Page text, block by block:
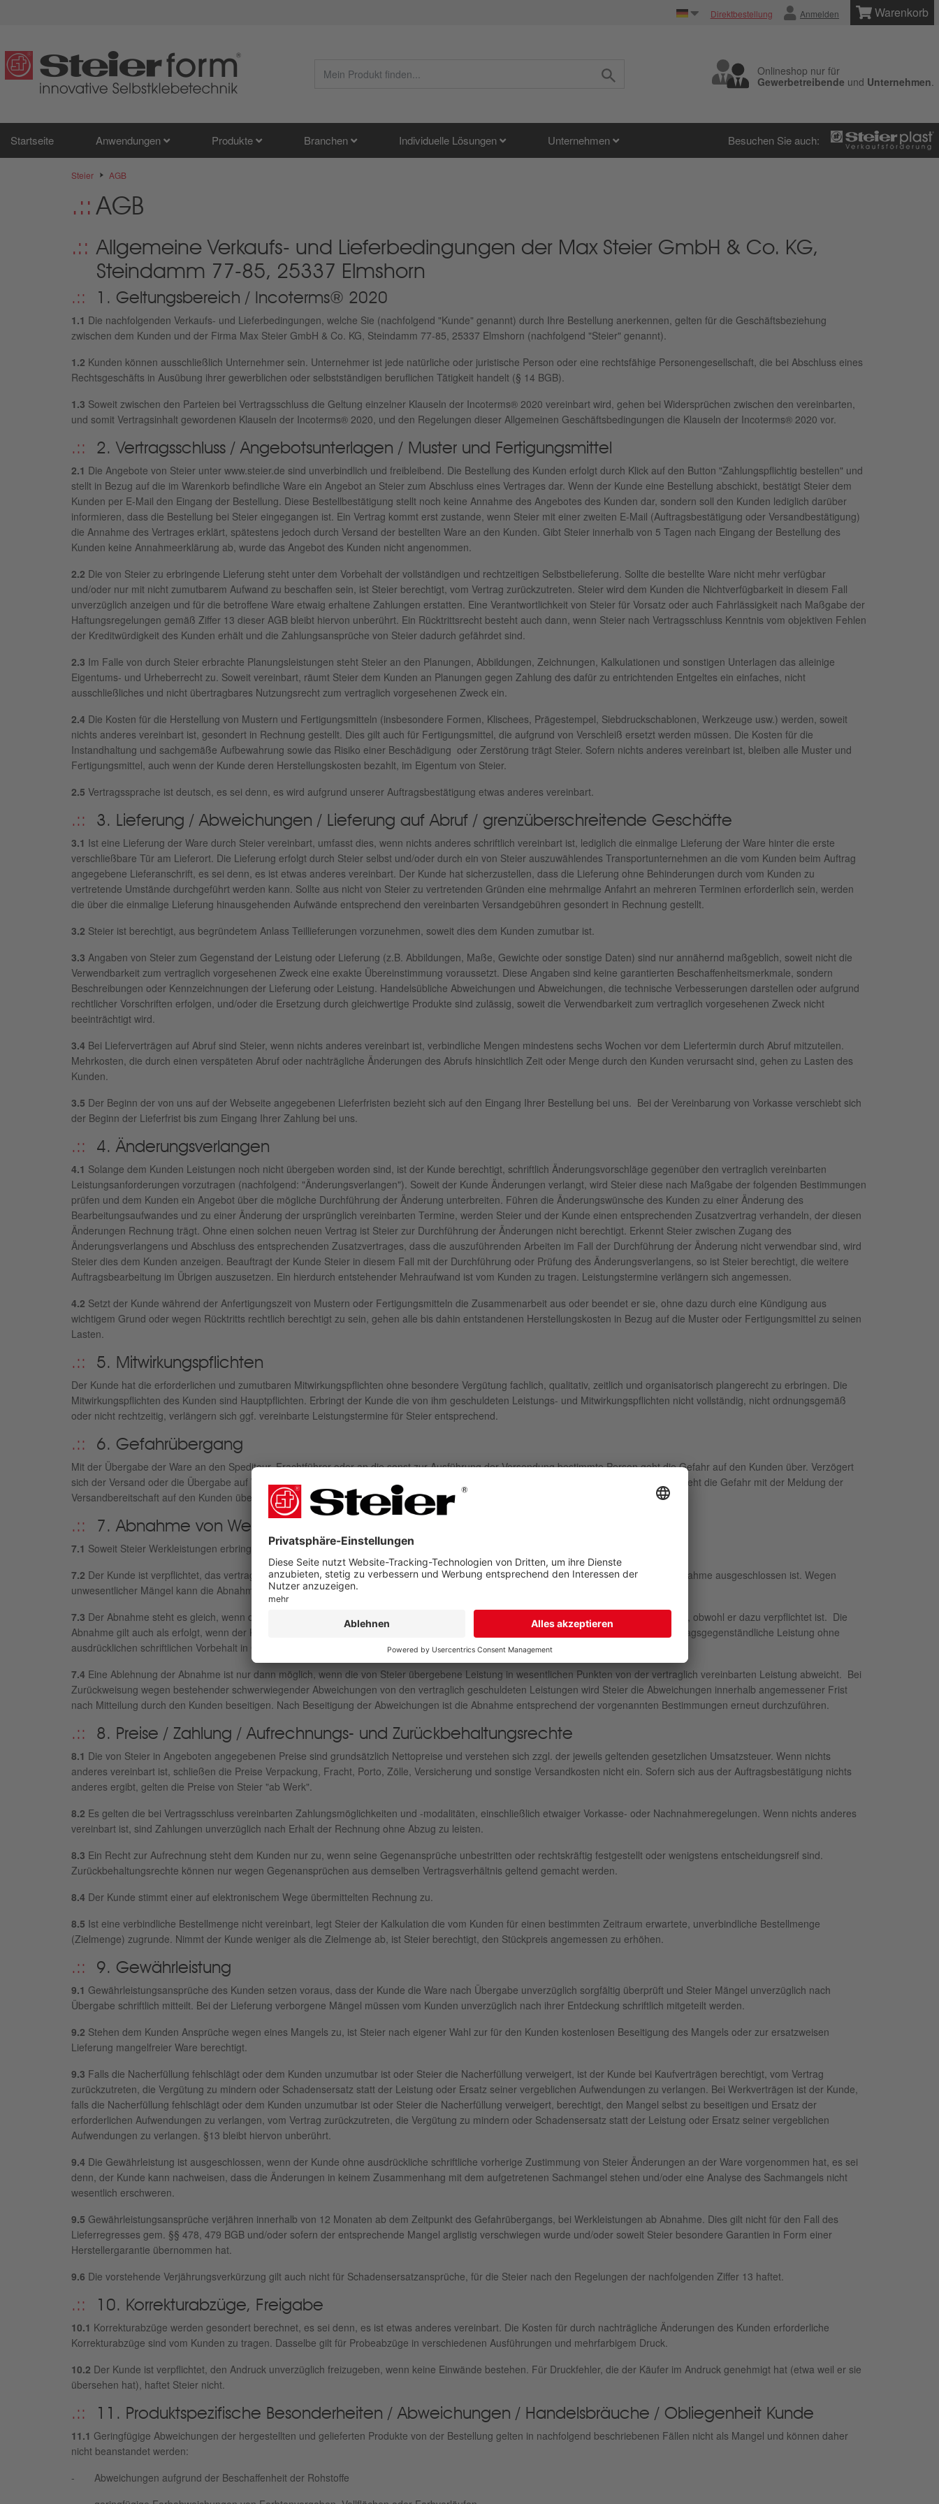
Direktbestellung Anmelden Warenkorb
Onlineshop nur für
Gewerbetreibende und Unternehmen.
Startseite Anwendungen Produkte Branchen Individuelle Lösungen Unternehmen Besuchen Sie auch:
Steier AGB
AGB
Allgemeine Verkaufs- und Lieferbedingungen der Max Steier GmbH & Co. KG,
Steindamm 77-85, 25337 Elmshorn
1. Geltungsbereich / Incoterms® 2020
1.1 Die nachfolgenden Verkaufs- und Lieferbedingungen, welche Sie (nachfolgend "Kunde" genannt) durch Ihre Bestellung anerkennen, gelten für die Geschäftsbeziehung
zwischen dem Kunden und der Firma Max Steier GmbH & Co. KG, Steindamm 77-85, 25337 Elmshorn (nachfolgend "Steier" genannt).
1.2 Kunden können ausschließlich Unternehmer sein. Unternehmer ist jede natürliche oder juristische Person oder eine rechtsfähige Personengesellschaft, die bei Abschluss eines
Rechtsgeschäfts in Ausübung ihrer gewerblichen oder selbstständigen beruflichen Tätigkeit handelt (§ 14 BGB).
1.3 Soweit zwischen den Parteien bei Vertragsschluss die Geltung einzelner Klauseln der Incoterms® 2020 vereinbart wird, gehen bei Widersprüchen zwischen den vereinbarten,
und somit Vertragsinhalt gewordenen Klauseln der Incoterms® 2020, und den Regelungen dieser Allgemeinen Geschäftsbedingungen die Klauseln der Incoterms® 2020 vor.
2. Vertragsschluss / Angebotsunterlagen / Muster und Fertigungsmittel
2.1 Die Angebote von Steier unter www.steier.de sind unverbindlich und freibleibend. Die Bestellung des Kunden erfolgt durch Klick auf den Button "Zahlungspflichtig bestellen" und
stellt in Bezug auf die im Warenkorb befindliche Ware ein Angebot an Steier zum Abschluss eines Vertrages dar. Wenn der Kunde eine Bestellung abschickt, bestätigt Steier dem
Kunden per E-Mail den Eingang der Bestellung. Diese Bestellbestätigung stellt noch keine Annahme des Angebotes des Kunden dar, sondern soll den Kunden lediglich darüber
informieren, dass die Bestellung bei Steier eingegangen ist. Ein Vertrag kommt erst zustande, wenn Steier mit einer zweiten E-Mail (Auftragsbestätigung oder Versandbestätigung)
die Annahme des Vertrages erklärt, spätestens jedoch durch Versand der bestellten Ware an den Kunden. Gibt Steier innerhalb von 5 Tagen nach Eingang der Bestellung des
Kunden keine Annahmeerklärung ab, wurde das Angebot des Kunden nicht angenommen.
2.2 Die von Steier zu erbringende Lieferung steht unter dem Vorbehalt der vollständigen und rechtzeitigen Selbstbelieferung. Sollte die bestellte Ware nicht mehr verfügbar
und/oder nur mit nicht zumutbarem Aufwand zu beschaffen sein, ist Steier berechtigt, vom Vertrag zurückzutreten. Steier wird dem Kunden die Nichtverfügbarkeit in diesem Fall
unverzüglich anzeigen und für die betroffene Ware etwaig erhaltene Zahlungen erstatten. Eine Verantwortlichkeit von Steier für Vorsatz oder auch Fahrlässigkeit nach Maßgabe der
Haftungsregelungen gemäß Ziffer 13 dieser AGB bleibt hiervon unberührt. Ein Rücktrittsrecht besteht auch dann, wenn Steier nach Vertragsschluss Kenntnis vom objektiven Fehlen
der Kreditwürdigkeit des Kunden erhält und die Zahlungsansprüche von Steier dadurch gefährdet sind.
2.3 Im Falle von durch Steier erbrachte Planungsleistungen steht Steier an den Planungen, Abbildungen, Zeichnungen, Kalkulationen und sonstigen Unterlagen das alleinige
Eigentums- und Urheberrecht zu. Soweit vereinbart, räumt Steier dem Kunden an Planungen gegen Zahlung des dafür zu entrichtenden Entgeltes ein einfaches, nicht
ausschließliches und nicht übertragbares Nutzungsrecht zum vertraglich vorgesehenen Zweck ein.
2.4 Die Kosten für die Herstellung von Mustern und Fertigungsmitteln (insbesondere Formen, Klischees, Prägestempel, Siebdruckschablonen, Werkzeuge usw.) werden, soweit
nichts anderes vereinbart ist, gesondert in Rechnung gestellt. Dies gilt auch für Fertigungsmittel, die aufgrund von Verschleiß ersetzt werden müssen. Die Kosten für die
Instandhaltung und sachgemäße Aufbewahrung sowie das Risiko einer Beschädigung oder Zerstörung trägt Steier. Sofern nichts anderes vereinbart ist, bleiben alle Muster und
Fertigungsmittel, auch wenn der Kunde deren Herstellungskosten bezahlt, im Eigentum von Steier.
2.5 Vertragssprache ist deutsch, es sei denn, es wird aufgrund unserer Auftragsbestätigung etwas anderes vereinbart.
3. Lieferung / Abweichungen / Lieferung auf Abruf / grenzüberschreitende Geschäfte
3.1 Ist eine Lieferung der Ware durch Steier vereinbart, umfasst dies, wenn nichts anderes schriftlich vereinbart ist, lediglich die einmalige Lieferung der Ware hinter die erste
verschließbare Tür am Lieferort. Die Lieferung erfolgt durch Steier selbst und/oder durch ein von Steier auszuwählendes Transportunternehmen an die vom Kunden beim Auftrag
angegebene Lieferanschrift, es sei denn, es ist etwas anderes vereinbart. Der Kunde hat sicherzustellen, dass die Lieferung ohne Behinderungen durch vom Kunden zu
vertretende Umstände durchgeführt werden kann. Sollte aus nicht von Steier zu vertretenden Gründen eine mehrmalige Anfahrt an mehreren Terminen er­forderlich sein, werden
die über die einmalige Lieferung hinausge­henden Aufwände entsprechend den vereinbarten Versandgebühren ge­sondert in Rechnung gestellt.
3.2 Steier ist berechtigt, aus begründetem Anlass Teillieferungen vorzunehmen, soweit dies dem Kunden zumutbar ist.
3.3 Angaben von Steier zum Gegenstand der Leistung oder Lieferung (z.B. Abbildungen, Maße, Gewichte oder sonstige Daten) sind nur annähernd maßgeblich, soweit nicht die
Verwendbarkeit zum vertraglich vorgesehenen Zweck eine exakte Übereinstimmung voraussetzt. Diese Angaben sind keine garantierten Beschaffenheitsmerkmale, sondern
Beschreibungen oder Kennzeichnungen der Lieferung oder Leistung. Handelsübliche Abweichungen und Abweichungen, die technische Verbesserungen darstellen oder aufgrund
rechtlicher Vorschriften erfolgen, und/oder die Ersetzung durch gleichwertige Produkte sind zulässig, soweit die Verwendbarkeit zum vertraglich vorgesehenen Zweck nicht
beeinträchtigt wird.
3.4 Bei Lieferverträgen auf Abruf sind Steier, wenn nichts anderes vereinbart ist, verbindliche Mengen mindestens sechs Wochen vor dem Liefertermin durch Abruf mitzuteilen.
Mehrkosten, die durch einen verspäteten Abruf oder nachträgliche Änderungen des Abrufs hinsichtlich Zeit oder Menge durch den Kunden verursacht sind, gehen zu Lasten des
Kunden.
3.5 Der Beginn der von uns auf der Webseite angegebenen Lieferfristen bezieht sich auf den Eingang Ihrer Bestellung bei uns. Bei der Vereinbarung von Vorkasse verschiebt sich
der Beginn der Lieferfrist bis zum Eingang Ihrer Zahlung bei uns.
4. Änderungsverlangen
4.1 Solange dem Kunden Leistungen noch nicht übergeben worden sind, ist der Kunde berechtigt, schriftlich Änderungsvorschläge gegenüber den vertraglich vereinbarten
Leistungsanforderungen vorzutragen (nachfolgend: "Änderungsverlangen"). Soweit der Kunde Änderungen verlangt, wird Steier diese nach Maßgabe der folgenden Bestimmungen
prüfen und dem Kunden ein Angebot über die mögliche Durchführung der Änderung unterbreiten. Führen die Änderungswünsche des Kunden zu einer Änderung des
Bearbeitungsaufwandes und zu einer Änderung der ursprünglich vereinbarten Termine, werden Steier und der Kunde einen entsprechenden Zusatzvertrag verhandeln, der diesen
Änderungen Rechnung trägt. Ohne einen solchen neuen Vertrag ist Steier zur Durchführung der Änderungen nicht berechtigt. Erkennt Steier zwischen Zugang des
Änderungsverlangens und Abschluss des entsprechenden Zusatzvertrages, dass die auszuführenden Arbeiten im Fall der Durchführung der Änderung nicht verwendbar sind, wird
Steier dies dem Kunden anzeigen. Beauftragt der Kunde Steier in diesem Fall mit der Durchführung oder Prüfung des Änderungsverlangens, so ist Steier berechtigt, die weitere
Auftragsbearbeitung im Übrigen auszusetzen. Ein hierdurch entstehender Mehraufwand ist vom Kunden zu tragen. Leistungstermine verlängern sich angemessen.
4.2 Setzt der Kunde während der Anfertigungszeit von Mustern oder Fertigungsmitteln die Zusammenarbeit aus oder beendet er sie, ohne dazu durch eine Kündigung aus
wichtigem Grund oder wegen Rücktritts rechtlich berechtigt zu sein, gehen alle bis dahin entstandenen Herstellungskosten in Bezug auf die Muster oder Fertigungsmittel zu seinen
Lasten.
5. Mitwirkungspflichten
Der Kunde hat die erforderlichen und zumutbaren Mitwirkungspflichten ohne besondere Vergütung fachlich, qualitativ, zeitlich und organisatorisch plangerecht zu erbringen. Die
Mitwirkungspflichten des Kunden sind Hauptpflichten. Erbringt der Kunde die von ihm geschuldeten Leistungs- und Mitwirkungspflichten nicht vollständig, nicht ordnungsgemäß
oder nicht rechtzeitig, verlängern sich ggf. vereinbarte Leistungstermine für Steier entsprechend.
6. Gefahrübergang
Mit der Übergabe der Ware an den Spediteur, Frachtführer oder an die sonst zur Ausführung der Versendung bestimmte Person geht die Gefahr auf den Kunden über. Verzögert
sich der Versand oder die Übergabe auf Wunsch des Kunden oder infolge eines Umstandes, dessen Ursache der Kunde zu vertreten hat, geht die Gefahr mit der Meldung der
Versandbereitschaft auf den Kunden über.
7. Abnahme von Werkleistungen
7.1 Soweit Steier Werkleistungen erbringt, wird Steier das erstellte Werk nach Fertigstellung an den Kunden übergeben.
7.2 Der Kunde ist verpflichtet, das vertragsmäßig hergestellte Werk abzunehmen, sofern nicht nach der Beschaffenheit des Werkes die Abnahme ausgeschlossen ist. Wegen
unwesentlicher Mängel kann die Abnahme nicht verweigert werden.
7.3 Der Abnahme steht es gleich, wenn der Kunde das Werk nicht innerhalb einer ihm von Steier bestimmten angemessenen Frist abnimmt, obwohl er dazu verpflichtet ist. Die
Abnahme gilt auch als erfolgt, wenn der Kunde die Annahme der vertragsgegenständlichen Leistung ausdrücklich erklärt und/oder die vertragsgegenständliche Leistung ohne
ausdrücklichen schriftlichen Vorbehalt in Gebrauch genommen hat.
7.4 Eine Ablehnung der Abnahme ist nur dann möglich, wenn die von Steier übergebene Leistung in wesentlichen Punkten von der vertraglich vereinbarten Leistung abweicht. Bei
Zurückweisung wegen bestehender schwerwiegender Abweichungen von den vertraglich geschuldeten Leistungen wird Steier die Abweichungen innerhalb angemessener Frist
nach Mitteilung durch den Kunden beseitigen. Nach Beseitigung der Abweichungen ist die Abnahme entsprechend der vorgenannten Bestimmungen erneut durchzuführen.
8. Preise / Zahlung / Aufrechnungs- und Zurückbehaltungsrechte
8.1 Die von Steier in Angeboten angegebenen Preise sind grundsätzlich Netto­preise und verstehen sich zzgl. der jeweils geltenden gesetzlichen Umsatzsteuer. Wenn nichts
anderes vereinbart ist, schließen die Preise Verpackung, Fracht, Porto, Zölle, Versicherung und sonstige Versandkosten nicht ein. Sofern sich aus der Auftragsbestätigung nichts
anderes ergibt, gelten die Preise von Steier "ab Werk".
8.2 Es gelten die bei Vertragsschluss vereinbarten Zahlungsmöglichkeiten und -modalitäten, einschließlich etwaiger Vorkasse- oder Nachnahmeregelungen. Wenn nichts anderes
vereinbart ist, sind Zahlungen unverzüglich nach Erhalt der Rechnung ohne Abzug zu leisten.
8.3 Ein Recht zur Aufrechnung steht dem Kunden nur zu, wenn seine Gegenansprüche un­bestritten oder rechtskräftig festgestellt oder wenigstens entscheidungsreif sind.
Zurückbehaltungsrechte können nur wegen Gegenansprüchen aus demselben Vertragsverhältnis geltend gemacht werden.
8.4 Der Kunde stimmt einer auf elektronischem Wege übermittelten Rechnung zu.
8.5 Ist eine verbindliche Bestellmenge nicht vereinbart, legt Steier der Kalkulation die vom Kunden für einen bestimmten Zeitraum erwartete, unverbindliche Bestellmenge
(Zielmenge) zugrunde. Nimmt der Kunde weniger als die Zielmenge ab, ist Steier berechtigt, den Stückpreis angemessen zu erhöhen.
9. Gewährleistung
9.1 Gewährleistungsansprüche des Kunden setzen voraus, dass der Kunde die Ware nach Übergabe unverzüglich sorgfältig überprüft und Steier Mängel unverzüglich nach
Übergabe schriftlich mitteilt. Bei der Lieferung verborgene Mängel müssen vom Kunden unverzüglich nach ihrer Entdeckung schriftlich mitgeteilt werden.
9.2 Stehen dem Kunden Ansprüche wegen eines Mangels zu, ist Steier nach eigener Wahl zur für den Kunden kostenlosen Beseitigung des Mangels oder zur ersatzweisen
Lieferung mangelfreier Ware berechtigt.
9.3 Falls die Nacherfüllung fehlschlägt oder dem Kunden unzumutbar ist oder Steier die Nacherfüllung verweigert, ist der Kunde bei Kaufverträgen berechtigt, vom Vertrag
zurückzutreten, die Vergütung zu mindern oder Schadensersatz statt der Leistung oder Ersatz seiner vergeblichen Aufwendungen zu verlangen. Bei Werkverträgen ist der Kunde,
falls die Nacherfüllung fehlschlägt oder dem Kunden unzumutbar ist oder Steier die Nacherfüllung verweigert, berechtigt, den Mangel selbst zu beseitigen und Ersatz der
erforderlichen Aufwendungen zu verlangen, vom Vertrag zurückzutreten, die Vergütung zu mindern oder Schadensersatz statt der Leistung oder Ersatz seiner vergeblichen
Aufwendungen zu verlangen. §13 bleibt hiervon unberührt.
9.4 Die Gewährleistung ist ausgeschlossen, wenn der Kunde ohne ausdrückliche schriftliche vorherige Zustimmung von Steier Änderungen an der Ware vorgenommen hat, es sei
denn, der Kunde kann nachweisen, dass die Änderungen in keinem Zusammenhang mit dem aufgetretenen Sachmangel stehen und/oder eine Analyse des Sachmangels nicht
wesentlich erschweren.
9.5 Gewährleistungsansprüche verjähren innerhalb von 12 Monaten ab dem Zeitpunkt des Gefahrübergangs, bei Werkleistungen ab Abnahme. Dies gilt nicht für den Fall des
Lieferregresses gem. §§ 478, 479 BGB und/oder sofern der entsprechende Mangel arglistig verschwiegen wurde und/oder soweit Steier besondere Garantien in Form einer
Herstellergarantie übernommen hat.
9.6 Die vorstehende Verjährungsverkürzung gilt auch nicht für Schadensersatzansprüche, für die Steier nach den Regelungen der nachfolgenden Ziffer 13 haftet.
10. Korrekturabzüge, Freigabe
10.1 Korrekturabzüge werden gesondert berechnet, es sei denn, es ist etwas anderes vereinbart. Die Kosten für durch nachträgliche Änderungen des Kunden erforderliche
Korrekturabzüge sind vom Kunden zu tragen. Dasselbe gilt für Probeabzüge in verschiedenen Ausführungen und mehrfarbigem Druck.
10.2 Der Kunde ist verpflichtet, den Andruck unverzüglich freizugeben, wenn keine Einwände bestehen. Für Druckfehler, die der Käufer im Andruck genehmigt hat (etwa weil er sie
übersehen hat), haftet Steier nicht.
11. Produktspezifische Besonderheiten / Abweichungen / Handelsbräuche / Obliegenheit Kunde
11.1 Geringfügige Abweichungen der hergestellten und gelieferten Produkte von der Bestellung gelten in nachfolgend beschriebenen Fällen nicht als Mangel und können daher
nicht beanstandet werden:
- Abweichungen aufgrund der Beschaffenheit der Rohstoffe